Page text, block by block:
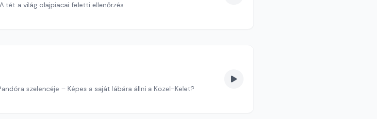
tét a világ olajpiacai feletti ellenőrzés
szelencéje – Képes a saját lábára állni a Közel-Kelet?